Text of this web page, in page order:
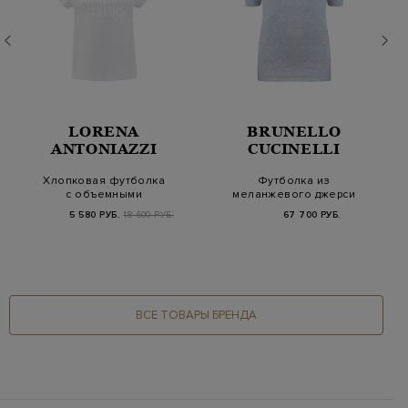
LORENA
ANTONIAZZI
Хлопковая футболка
с объемными
5 580 РУБ. 18 600 РУБ.
BRUNELLO
CUCINELLI
Футболка из
меланжевого джерси
67 700 РУБ.
ВСЕ ТОВАРЫ БРЕНДА